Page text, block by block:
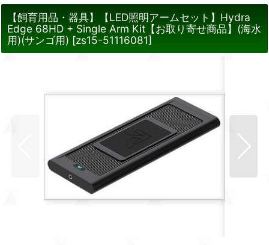
【飼育用品・器具】【LED照明アームセット】Hydra
Edge 68HD + Single Arm Kit【お取り寄せ商品】(海水
用)(サンゴ用) [zs15-51116081]